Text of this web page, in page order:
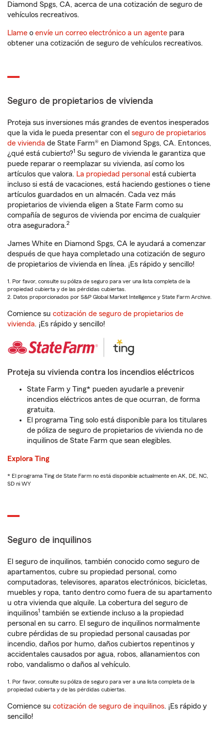
Diamond Spgs, CA, acerca de una cotización de seguro de
vehículos recreativos.
Llame o envíe un correo electrónico a un agente para
obtener una cotización de seguro de vehículos recreativos.
Seguro de propietarios de vivienda
Proteja sus inversiones más grandes de eventos inesperados
que la vida le pueda presentar con el seguro de propietarios
de vivienda de State Farm® en Diamond Spgs, CA. Entonces,
¿qué está cubierto?1 Su seguro de vivienda le garantiza que
puede reparar o reemplazar su vivienda, así como los
artículos que valora. La propiedad personal está cubierta
incluso si está de vacaciones, está haciendo gestiones o tiene
artículos guardados en un almacén. Cada vez más
propietarios de vivienda eligen a State Farm como su
compañía de seguros de vivienda por encima de cualquier
otra aseguradora.2
James White en Diamond Spgs, CA le ayudará a comenzar
después de que haya completado una cotización de seguro
de propietarios de vivienda en línea. ¡Es rápido y sencillo!
1. Por favor, consulte su póliza de seguro para ver una lista completa de la
propiedad cubierta y de las pérdidas cubiertas.
2. Datos proporcionados por S&P Global Market Intelligence y State Farm Archive.
Comience su cotización de seguro de propietarios de
vivienda. ¡Es rápido y sencillo!
Proteja su vivienda contra los incendios eléctricos
State Farm y Ting* pueden ayudarle a prevenir
incendios eléctricos antes de que ocurran, de forma
gratuita.
El programa Ting solo está disponible para los titulares
de póliza de seguro de propietarios de vivienda no de
inquilinos de State Farm que sean elegibles.
Explora Ting
* El programa Ting de State Farm no está disponible actualmente en AK, DE, NC,
SD ni WY
Seguro de inquilinos
El seguro de inquilinos, también conocido como seguro de
apartamentos, cubre su propiedad personal, como
computadoras, televisores, aparatos electrónicos, bicicletas,
muebles y ropa, tanto dentro como fuera de su apartamento
u otra vivienda que alquile. La cobertura del seguro de
inquilinos1 también se extiende incluso a la propiedad
personal en su carro. El seguro de inquilinos normalmente
cubre pérdidas de su propiedad personal causadas por
incendio, daños por humo, daños cubiertos repentinos y
accidentales causados por agua, robos, allanamientos con
robo, vandalismo o daños al vehículo.
1. Por favor, consulte su póliza de seguro para ver a una lista completa de la
propiedad cubierta y de las pérdidas cubiertas.
Comience su cotización de seguro de inquilinos. ¡Es rápido y
sencillo!